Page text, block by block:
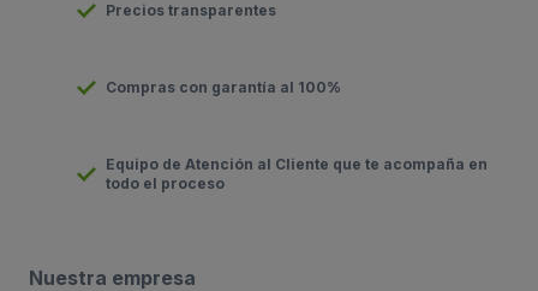
Precios transparentes
Compras con garantía al 100%
Equipo de Atención al Cliente que te acompaña en
todo el proceso
Nuestra empresa